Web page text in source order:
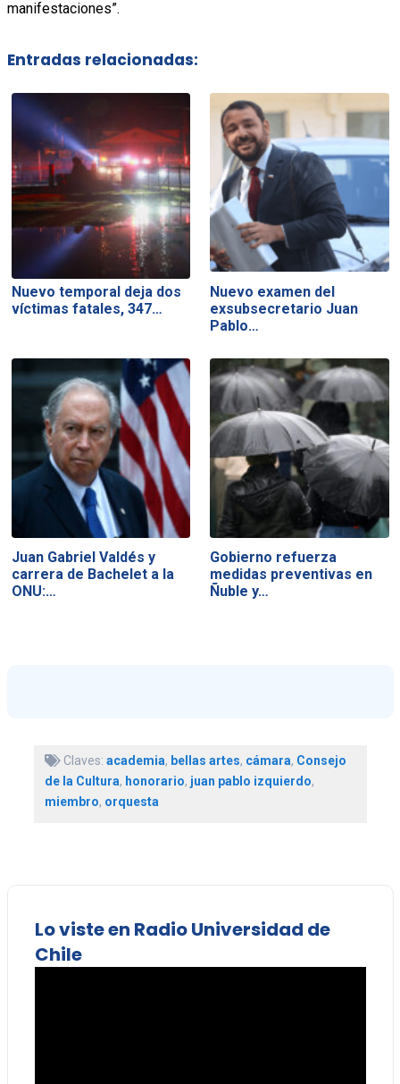
manifestaciones”.
Entradas relacionadas:
Nuevo temporal deja dos
víctimas fatales, 347…
Nuevo examen del
exsubsecretario Juan
Pablo…
Juan Gabriel Valdés y
carrera de Bachelet a la
ONU:…
Gobierno refuerza
medidas preventivas en
Ñuble y…
Claves: academia, bellas artes, cámara, Consejo
de la Cultura, honorario, juan pablo izquierdo,
miembro, orquesta
Lo viste en Radio Universidad de
Chile